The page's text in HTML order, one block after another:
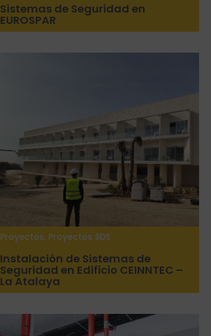
Sistemas de Seguridad en
EUROSPAR
Proyectos, Proyectos SDS
Instalación de Sistemas de
Seguridad en Edificio CEINNTEC –
La Atalaya